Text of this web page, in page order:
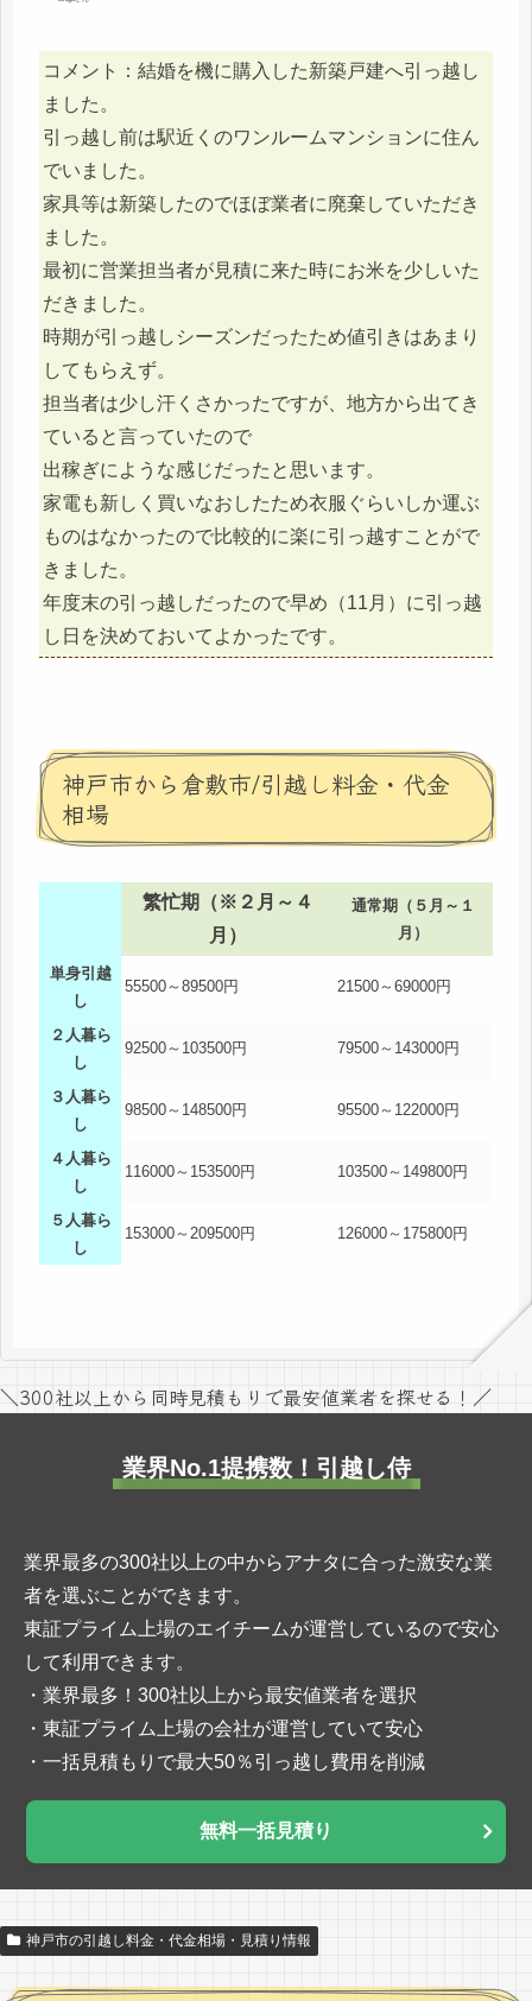
コメント：結婚を機に購入した新築戸建へ引っ越し
ました。
引っ越し前は駅近くのワンルームマンションに住ん
でいました。
家具等は新築したのでほぼ業者に廃棄していただき
ました。
最初に営業担当者が見積に来た時にお米を少しいた
だきました。
時期が引っ越しシーズンだったため値引きはあまり
してもらえず。
担当者は少し汗くさかったですが、地方から出てき
ていると言っていたので
出稼ぎにような感じだったと思います。
家電も新しく買いなおしたため衣服ぐらいしか運ぶ
ものはなかったので比較的に楽に引っ越すことがで
きました。
年度末の引っ越しだったので早め（11月）に引っ越
し日を決めておいてよかったです。
神戸市から倉敷市/引越し料金・代金
相場
繁忙期（※２月～４
月）
通常期（５月～１
月）
単身引越
し
55500～89500円 21500～69000円
２人暮ら
し
92500～103500円 79500～143000円
３人暮ら
し
98500～148500円 95500～122000円
４人暮ら
し
116000～153500円 103500～149800円
５人暮ら
し
153000～209500円 126000～175800円
＼300社以上から同時見積もりで最安値業者を探せる！／
業界No.1提携数！引越し侍
業界最多の300社以上の中からアナタに合った激安な業
者を選ぶことができます。
東証プライム上場のエイチームが運営しているので安心
して利用できます。
・業界最多！300社以上から最安値業者を選択
・東証プライム上場の会社が運営していて安心
・一括見積もりで最大50％引っ越し費用を削減
無料一括見積り
神戸市の引越し料金・代金相場・見積り情報